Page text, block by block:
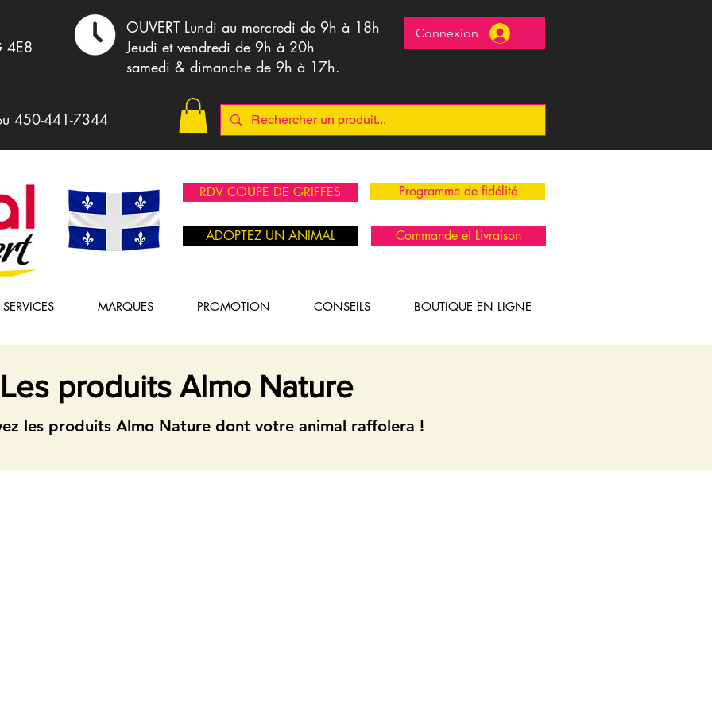
4E8
OUVERT Lundi au mercredi de 9h à 18h
Jeudi et vendredi de 9h à 20h
samedi & dimanche de 9h à 17h.
Connexion
450-441-7344
RDV COUPE DE GRIFFES Programme de fidélité
ADOPTEZ UN ANIMAL Commande et Livraison
SERVICES MARQUES PROMOTION CONSEILS BOUTIQUE EN LIGNE
Les produits Almo Nature
les produits Almo Nature dont votre animal raffolera !